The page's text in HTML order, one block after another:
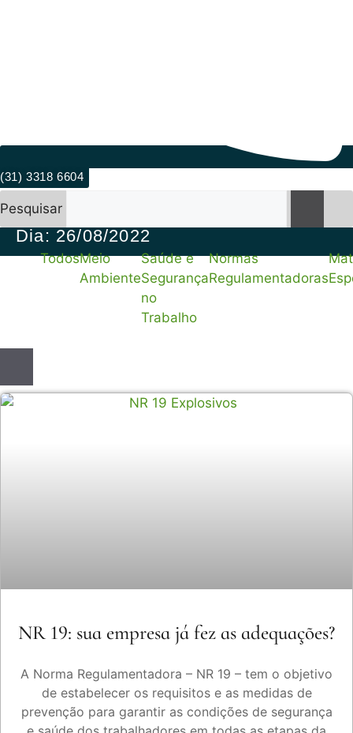
(31) 3318 6604
Pesquisar
Dia: 26/08/2022
TodosMeio
Ambiente
Saúde e
Segurança
no
Trabalho
Normas
Regulamentadoras
NR 19: sua empresa já fez as adequações?
A Norma Regulamentadora – NR 19 – tem o objetivo
de estabelecer os requisitos e as medidas de
prevenção para garantir as condições de segurança